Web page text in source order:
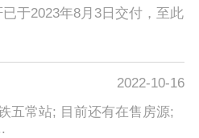
于2023年8月3日交付，至此
2022-10-16
五常站; 目前还有在售房源;